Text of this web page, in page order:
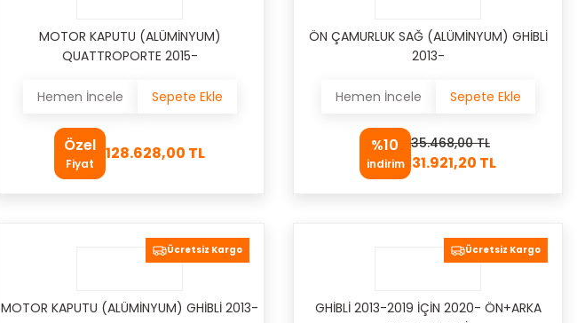
MOTOR KAPUTU (ALÜMİNYUM)
QUATTROPORTE 2015-
Hemen İncele Sepete Ekle
Özel
Fiyat
128.628,00 TL
ÖN ÇAMURLUK SAĞ (ALÜMİNYUM) GHİBLİ
2013-
Hemen İncele Sepete Ekle
%10
indirim
35.468,00 TL
31.921,20 TL
Ücretsiz Kargo
MOTOR KAPUTU (ALÜMİNYUM) GHİBLİ 2013-
Ücretsiz Kargo
GHİBLİ 2013-2019 İÇİN 2020- ÖN+ARKA